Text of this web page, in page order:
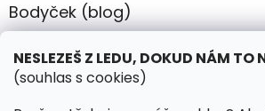
NESLEZEŠ Z LEDU, DOKUD NÁM TO
(souhlas s cookies)
Bodyček (blog)
BIOSTEEL - Kdy je vhodné pít protein?